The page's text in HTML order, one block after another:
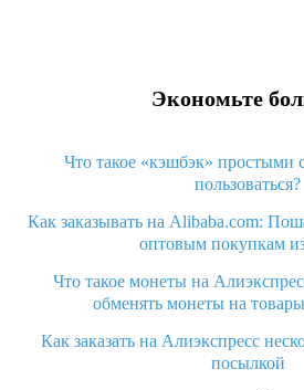
Экономьте
Что такое «кэшбэк» простыми
пользоваться?
Как заказывать на Alibaba.com:
оптовым покупкам
Что такое монеты на
обменять монеты на
Как заказать на Алиэкспресс
посылкой